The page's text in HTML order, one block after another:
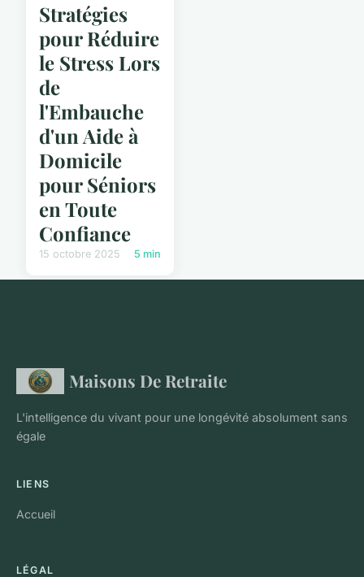
Stratégies
pour Réduire
le Stress Lors
de
l'Embauche
d'un Aide à
Domicile
pour Séniors
en Toute
Confiance
15 octobre 2025 5 min
Maisons De Retraite
L'intelligence du vivant pour une longévité absolument sans
égale
LIENS
Accueil
LÉGAL